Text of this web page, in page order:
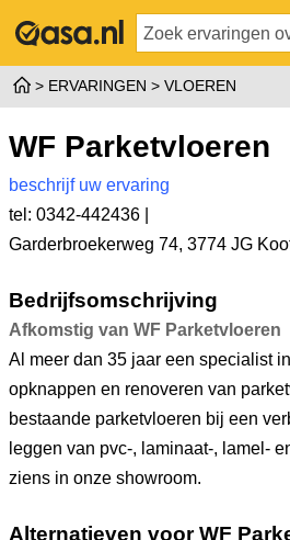
ERVARINGEN VLOEREN
WF Parketvloeren
beschrijf uw ervaring
tel: 0342-442436 |
Garderbroekerweg 74, 3774 JG
Bedrijfsomschrijving
Afkomstig van WF Parketvloeren
Al meer dan 35 jaar een specialist
opknappen en renoveren van
bestaande parketvloeren bij een
leggen van pvc-, laminaat-, lamel-
ziens in onze showroom.
Alternatieven voor WF